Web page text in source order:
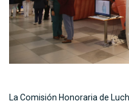
La Comisión Honoraria de